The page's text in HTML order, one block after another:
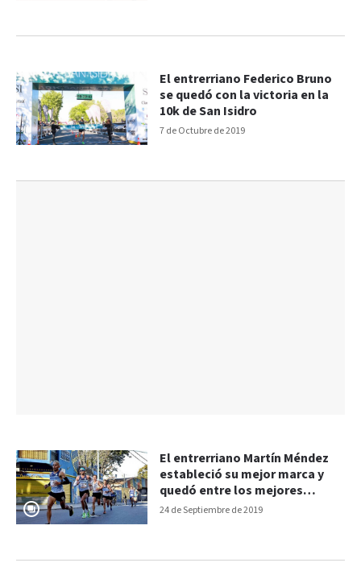
7 de Octubre de 2019
El entrerriano Federico Bruno
se quedó con la victoria en la
10k de San Isidro
24 de Septiembre de 2019
El entrerriano Martín Méndez
estableció su mejor marca y
quedó entre los mejores
argentinos